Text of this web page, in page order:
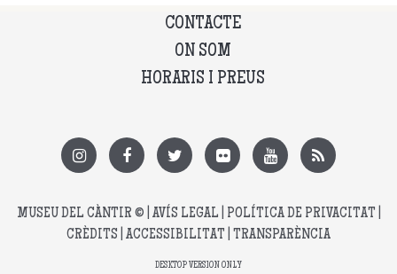
CONTACTE
ON SOM
HORARIS I PREUS
MUSEU DEL CÀNTIR © | AVÍS LEGAL POLÍTICA DE PRIVACITAT
CRÈDITS ACCESSIBILITAT TRANSPARÈNCIA
DESKTOP VERSION ONLY